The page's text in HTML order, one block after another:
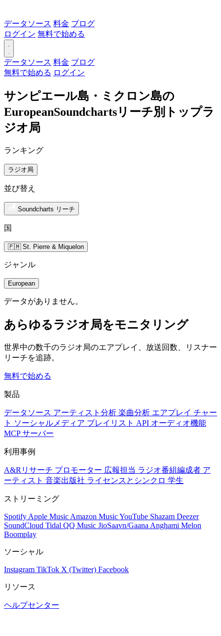
データソース 料金 ブログ
ログイン 無料で始める
データソース 料金 ブログ
無料で始める ログイン
サンピエール島・ミクロン島の
EuropeanSoundchartsリーチ別トップラ
ジオ局
ランキング
ラジオ局
並び替え
Soundcharts リーチ
国
🇵🇲 St. Pierre & Miquelon
ジャンル
European
データがありません。
あらゆるラジオ局をモニタリング
世界中の数千のラジオ局のエアプレイ、放送回数、リスナー
リーチを追跡。
無料で始める
製品
データソース アーティスト分析 楽曲分析 エアプレイ チャー
ト ソーシャルメディア プレイリスト API オーディオ機能
MCP サーバー
利用事例
A&Rリサーチ プロモーター 広報担当 ラジオ番組編成者 ア
ーティスト 音楽出版社 ライセンスとシンクロ 学生
ストリーミング
Spotify Apple Music Amazon MusicYouTube Shazam Deezer
SoundCloud Tidal QQ Music JioSaavn/Gaana Anghami Melon
Boomplay
ソーシャル
Instagram TikTok X (Twitter) Facebook
リソース
ヘルプセンター